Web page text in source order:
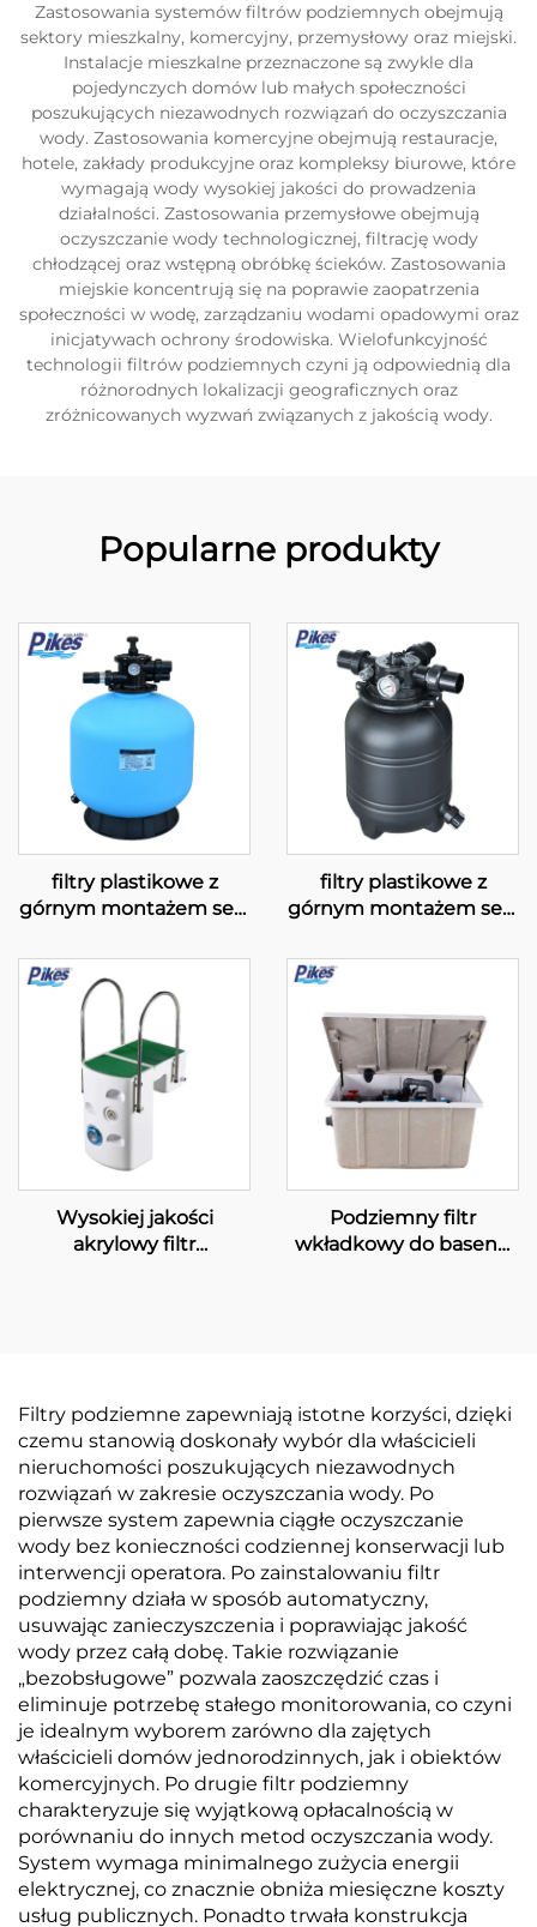
Zastosowania systemów filtrów podziemnych obejmują
sektory mieszkalny, komercyjny, przemysłowy oraz miejski.
Instalacje mieszkalne przeznaczone są zwykle dla
pojedynczych domów lub małych społeczności
poszukujących niezawodnych rozwiązań do oczyszczania
wody. Zastosowania komercyjne obejmują restauracje,
hotele, zakłady produkcyjne oraz kompleksy biurowe, które
wymagają wody wysokiej jakości do prowadzenia
działalności. Zastosowania przemysłowe obejmują
oczyszczanie wody technologicznej, filtrację wody
chłodzącej oraz wstępną obróbkę ścieków. Zastosowania
miejskie koncentrują się na poprawie zaopatrzenia
społeczności w wodę, zarządzaniu wodami opadowymi oraz
inicjatywach ochrony środowiska. Wielofunkcyjność
technologii filtrów podziemnych czyni ją odpowiednią dla
różnorodnych lokalizacji geograficznych oraz
zróżnicowanych wyzwań związanych z jakością wody.
Popularne produkty
filtry plastikowe z
górnym montażem serii
filtry plastikowe z
górnym montażem serii
Wysokiej jakości
akrylowy filtr
Podziemny filtr
wkładkowy do basenu
Filtry podziemne zapewniają istotne korzyści, dzięki
czemu stanowią doskonały wybór dla właścicieli
nieruchomości poszukujących niezawodnych
rozwiązań w zakresie oczyszczania wody. Po
pierwsze system zapewnia ciągłe oczyszczanie
wody bez konieczności codziennej konserwacji lub
interwencji operatora. Po zainstalowaniu filtr
podziemny działa w sposób automatyczny,
usuwając zanieczyszczenia i poprawiając jakość
wody przez całą dobę. Takie rozwiązanie
„bezobsługowe” pozwala zaoszczędzić czas i
eliminuje potrzebę stałego monitorowania, co czyni
je idealnym wyborem zarówno dla zajętych
właścicieli domów jednorodzinnych, jak i obiektów
komercyjnych. Po drugie filtr podziemny
charakteryzuje się wyjątkową opłacalnością w
porównaniu do innych metod oczyszczania wody.
System wymaga minimalnego zużycia energii
elektrycznej, co znacznie obniża miesięczne koszty
usług publicznych. Ponadto trwała konstrukcja